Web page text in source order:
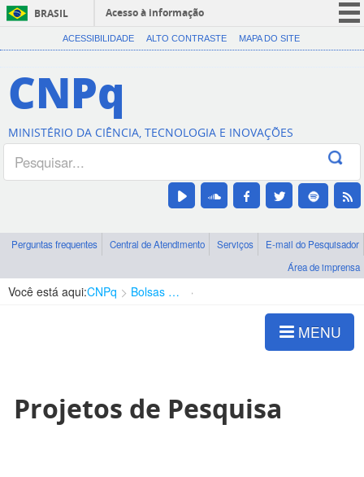
BRASIL
Acesso à informação
CORONAVÍRUS (COVID-19)
Canais
ACESSIBILIDADE ALTO CONTRASTE MAPA DO SITE
CNPq
MINISTÉRIO DA CIÊNCIA, TECNOLOGIA E INOVAÇÕES
Perguntas frequentes Central de Atendimento Serviços
E-mail do Pesquisador
Área de imprensa
Você está aqui:CNPq Bolsas e Auxílios Vigentes
MENU
Projetos de Pesquisa